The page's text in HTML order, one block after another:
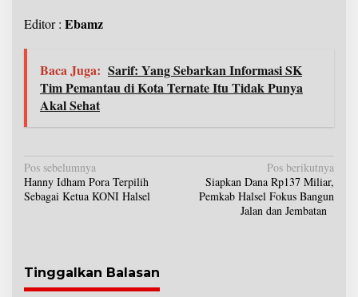
Editor : Ebamz
Baca Juga: Sarif: Yang Sebarkan Informasi SK
Tim Pemantau di Kota Ternate Itu Tidak Punya
Akal Sehat
N
a
v
s
i
Pos sebelumnya
Hanny Idham Pora Terpilih
Sebagai Ketua KONI Halsel
Pos berikutnya
Siapkan Dana Rp137 Miliar,
Pemkab Halsel Fokus Bangun
Jalan dan Jembatan
Tinggalkan Balasan